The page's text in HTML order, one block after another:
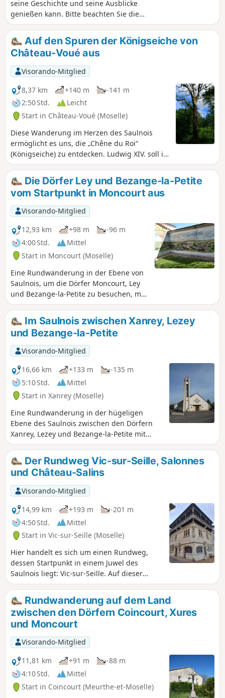
seine Geschichte und seine Ausblicke
genießen kann. Bitte beachten Sie die
Anmerkungen im Abschnitt
„Bewertungen und Diskussion“ vom
Samstag, 9. November 2019. ==> Die
Orientierungstafel befindet sich auf
einem Privatgrundstück, der Zugang ist
jedoch gestattet, um den
Aussichtspunkt zu nutzen. Es wird
jedoch darum gebeten, die Zugangstore
wieder sorgfältig zu schließen, damit
die weidenden Schafe nicht entlaufen.
Auf den Spuren der Königseiche von
Château-Voué aus
Visorando-Mitglied
8,37 km
+140 m
-141 m
2:50 Std.
Leicht
Start in Château-Voué (Moselle)
Diese Wanderung im Herzen des Saulnois
ermöglicht es uns, die „Chêne du Roi“
(Königseiche) zu entdecken. Ludwig XIV. soll in
der Nähe dieser Eiche gelagert haben, deren
Alter auf vier Jahrhunderte geschätzt wird. Sie
befindet sich im Wald gegenüber von
Château-Voué, einem geschichtsträchtigen
Dorf. Heute ist sie nicht mehr so leicht zu
finden, und ich lade Sie ein, sie gemeinsam
mit mir zu entdecken und zu bewundern. Sie
haben außerdem die Gelegenheit, Château-
Voué (Burgruine und Festung) zu besichtigen
sowie am wunderschönen Étang de Wuisse
entlang zu wandern.
Die Dörfer Ley und Bezange-la-Petite
vom Startpunkt in Moncourt aus
Visorando-Mitglied
12,93 km
+98 m
-96 m
4:00 Std.
Mittel
Start in Moncourt (Moselle)
Eine Rundwanderung in der Ebene von
Saulnois, um die Dörfer Moncourt, Ley
und Bezange-la-Petite zu besuchen, mit
360°-Panoramablicken von allen
Anhöhen der Wanderung. Es handelt
sich um ein Gebiet, in dem man
Überreste der beiden Weltkriege 1914–
1918 und 1940–1944 findet.
Im Saulnois zwischen Xanrey, Lezey
und Bezange-la-Petite
Visorando-Mitglied
16,66 km
+133 m
-135 m
5:10 Std.
Mittel
Start in Xanrey (Moselle)
Eine Rundwanderung in der hügeligen
Ebene des Saulnois zwischen den Dörfern
Xanrey, Lezey und Bezange-la-Petite mit
schönen Ausblicken. Wanderung auf
kleinen, wenig begehenen Straßen und
Feldwegen.
Der Rundweg Vic-sur-Seille, Salonnes
und Château-Salins
Visorando-Mitglied
14,99 km
+193 m
-201 m
4:50 Std.
Mittel
Start in Vic-sur-Seille (Moselle)
Hier handelt es sich um einen Rundweg,
dessen Startpunkt in einem Juwel des
Saulnois liegt: Vic-sur-Seille. Auf dieser
Wanderung erwarten Sie herrliche
Ausblicke. Bei schönem Wetter ist sie ideal,
da die Strecke abwechslungsreich ist und
sowohl über Wege als auch über schotterige
oder asphaltierte Abschnitte führt.
Rundwanderung auf dem Land
zwischen den Dörfern Coincourt, Xures
und Moncourt
Visorando-Mitglied
11,81 km
+91 m
-88 m
4:10 Std.
Mittel
Start in Coincourt (Meurthe-et-Moselle)